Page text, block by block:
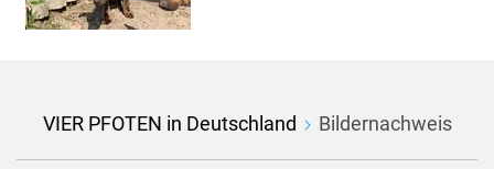
VIER PFOTEN in Deutschland Bildernachweis